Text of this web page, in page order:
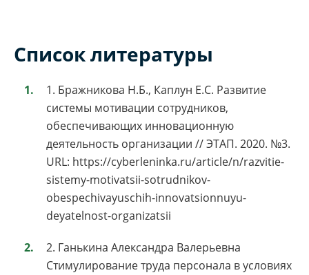
Список литературы
1. Бражникова Н.Б., Каплун Е.С. Развитие
системы мотивации сотрудников,
обеспечивающих инновационную
деятельность организации // ЭТАП. 2020. №3.
URL: https://cyberleninka.ru/article/n/razvitie-
sistemy-motivatsii-sotrudnikov-
obespechivayuschih-innovatsionnuyu-
deyatelnost-organizatsii
2. Ганькина Александра Валерьевна
Стимулирование труда персонала в условиях